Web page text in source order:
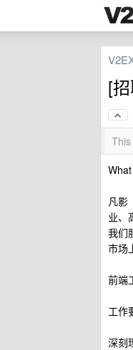
[
What
凡影
业、
我们
市场
前端
工作
深刻